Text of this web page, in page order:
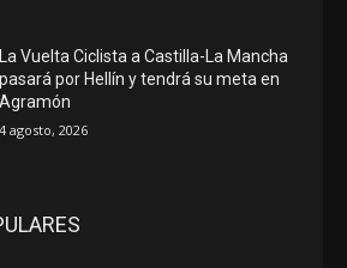
La Vuelta Ciclista a Castilla-La Mancha
pasará por Hellín y tendrá su meta en
Agramón
4 agosto, 2026